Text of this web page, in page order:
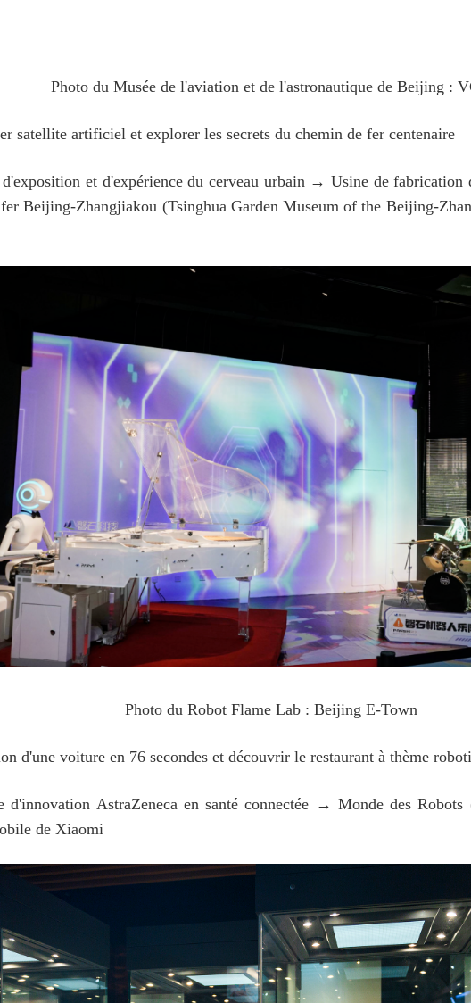
Photo du Musée de l'aviation et de l'astronautique de Beijing :
satellite artificiel et explorer les secrets du chemin de fer centenaire
et d'expérience du cerveau urbain → Usine de
Beijing-Zhangjiakou (Tsinghua Garden Museum of the Beijing-
Photo du Robot Flame Lab : Beijing E-Town
d'une voiture en 76 secondes et découvrir le restaurant à thème
AstraZeneca en santé connectée → Monde des
de Xiaomi